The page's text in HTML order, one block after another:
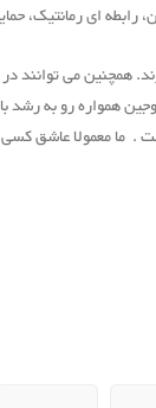
ای رمانتیک،
همچنین می
همواره رو به
. ما معمولا